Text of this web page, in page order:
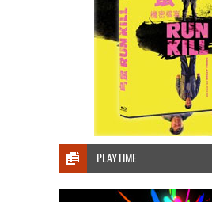
PLAYTIME